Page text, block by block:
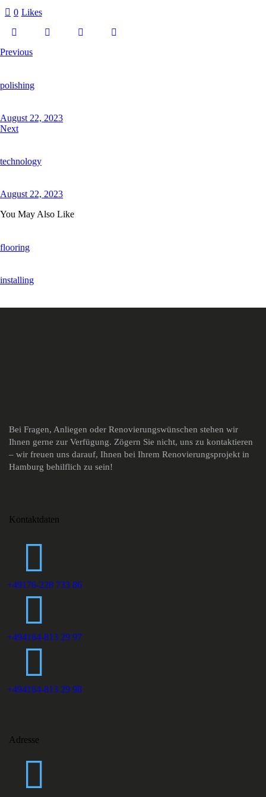
0 Likes
Previous
polishing
August 22, 2023
Next
technology
August 22, 2023
You May Also Like
flooring
installing
Bei Fragen, Anliegen oder Renovierungswünschen stehen wir
Ihnen gerne zur Verfügung. Zögern Sie nicht, uns zu kontaktieren
– wir freuen uns darauf, Ihnen bei Ihrem Renovierungsprojekt in
Hamburg behilflich zu sein!
Kontaktdaten
+49176-228 733 86
+494164-813 29 97
+494164-813 29 98
Adresse